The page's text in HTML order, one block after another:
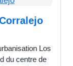
Los
du centre de